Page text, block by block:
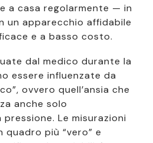
a casa regolarmente — in
un apparecchio affidabile
e a basso costo.
dal medico durante la
essere influenzate da
ovvero quell’ansia che
anche solo
Le misurazioni
più “vero” e